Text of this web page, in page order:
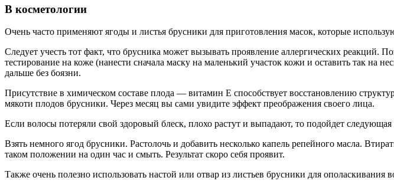
В косметологии
Очень часто применяют ягоды и листья брусники для приготовления масок, которые
Следует учесть тот факт, что брусника может вызывать проявление аллергических реакций.
тестирование на коже (нанести сначала маску на маленький участок кожи и оставить так на
дальше без боязни.
Присутствие в химическом составе плода — витамин Е способствует восстановлению
мякоти плодов брусники. Через месяц вы сами увидите эффект преображения своего лица.
Если волосы потеряли свой здоровый блеск, плохо растут и выпадают, то подойдет следующая
Взять немного ягод брусники. Растолочь и добавить несколько капель репейного масла.
таком положении на один час и смыть. Результат скоро себя проявит.
Также очень полезно использовать настой или отвар из листьев брусники для ополаскивания